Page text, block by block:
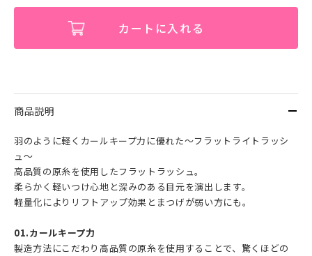
カートに入れる
商品説明
羽のように軽くカールキープ力に優れた～フラットライトラッシ
ュ～
高品質の原糸を使用したフラットラッシュ。
柔らかく軽いつけ心地と深みのある目元を演出します。
軽量化によりリフトアップ効果とまつげが弱い方にも。
01.カールキープ力
製造方法にこだわり高品質の原糸を使用することで、驚くほどの